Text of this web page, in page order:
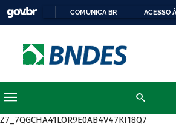
COMUNICA BR ACESSO
Z7_7QGCHA41LOR9E0AB4V47KI18Q7